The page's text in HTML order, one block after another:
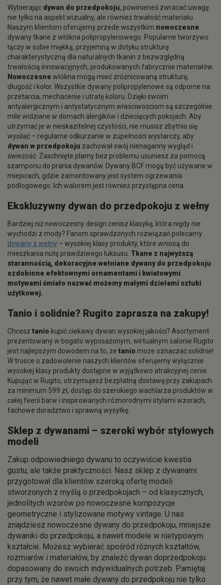
Wybierając dywan do przedpokoju, powinieneś zwracać uwagę
nie tylko na aspekt wizualny, ale również trwałość materiału.
Naszym klientom oferujemy przede wszystkim nowoczesne
dywany tkane z włókna polipropylenowego. Popularne tworzywo
łączy w sobie miękką, przyjemną w dotyku strukturę
charakterystyczną dla naturalnych tkanin z bezwzględną
trwałością innowacyjnych, produkowanych fabrycznie materiałów.
Nowoczesne włókna mogą mieć zróżnicowaną strukturę,
długość i kolor. Wszystkie dywany polipropylenowe są odporne na
przetarcia, mechacenie i utratę koloru. Dzięki swoim
antyalergicznym i antystatycznym właściwościom są szczególnie
mile widziane w domach alergików i dziecięcych pokojach. Aby
utrzymać je w nieskazitelnej czystości, nie musisz zbytnio się
wysilać – regularne odkurzanie w zupełności wystarczy, aby
dywan w przedpokoju zachował swój nienaganny wygląd i
świeżość. Zaschnięte plamy bez problemu usuniesz za pomocą
szamponu do prania dywanów. Dywany BCF mogą być używane w
miejscach, gdzie zamontowany jest system ogrzewania
podłogowego. Ich walorem jest również przystępna cena.
Ekskluzywny dywan do przedpokoju z wełny
Bardziej niż nowoczesny design cenisz klasykę, która nigdy nie
wychodzi z mody? Fanom sprawdzonych rozwiązań polecamy
dywany z wełny – wysokiej klasy produkty, które wniosą do
mieszkania nutę prawdziwego luksusu. Tkane z najwyższą
starannością, dekoracyjne wełniane dywany do przedpokoju
ozdobione efektownymi ornamentami i kwiatowymi
motywami śmiało nazwać możemy małymi dziełami sztuki
użytkowej.
Tanio i solidnie? Rugito zaprasza na zakupy!
Chcesz tanio kupić ciekawy dywan wysokiej jakości? Asortyment
prezentowany w bogato wyposażonym, wirtualnym salonie Rugito
jest najlepszym dowodem na to, że tanio może oznaczać solidnie!
W trosce o zadowolenie naszych klientów oferujemy wyłącznie
wysokiej klasy produkty dostępne w wyjątkowo atrakcyjnej cenie.
Kupując w Rugito, otrzymujesz bezpłatną dostawę przy zakupach
za minimum 599 zł, dostęp do szerokiego wachlarza produktów w
całej feerii barw i inspirowanych różnorodnymi stylami wzorach,
fachowe doradztwo i sprawną wysyłkę.
Sklep z dywanami – szeroki wybór stylowych
modeli
Zakup odpowiedniego dywanu to oczywiście kwestia
gustu, ale także praktyczności. Nasz sklep z dywanami
przygotował dla klientów szeroką ofertę modeli
stworzonych z myślą o przedpokojach – od klasycznych,
jednolitych wzorów po nowoczesne kompozycje
geometryczne i stylizowane motywy vintage. U nas
znajdziesz nowoczesne dywany do przedpokoju, mniejsze
dywaniki do przedpokoju, a nawet modele w nietypowym
kształcie. Możesz wybierać spośród różnych kształtów,
rozmiarów i materiałów, by znaleźć dywan doprzedpokoju
dopasowany do swoich indywidualnych potrzeb. Pamiętaj
przy tym, że nawet małe dywany do przedpokoju nie tylko